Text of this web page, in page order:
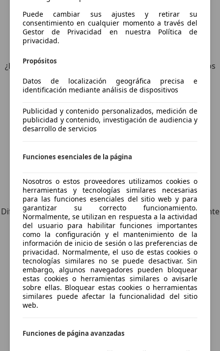
6Ofertas
¿Desea ser informado automáticamente sobre vehículos
nuevos para su búsqueda?
Explora vehículos similares
Diferente de tus criterios de búsqueda, pero posiblemente
una coincidencia perfecta.
¿Desea ser informado
automáticamente sobre vehículos
nuevos para su búsqueda?
Guardar búsqueda
Puede cambiar sus ajustes y retirar su
consentimiento en cualquier momento a través del
Gestor de Privacidad en nuestra Política de
privacidad.
Propósitos
Datos de localización geográfica precisa e
identificación mediante análisis de dispositivos
Publicidad y contenido personalizados, medición de
publicidad y contenido, investigación de audiencia y
desarrollo de servicios
Funciones esenciales de la página
Nosotros o estos proveedores utilizamos cookies o
herramientas y tecnologías similares necesarias
para las funciones esenciales del sitio web y para
garantizar su correcto funcionamiento.
Normalmente, se utilizan en respuesta a la actividad
del usuario para habilitar funciones importantes
como la configuración y el mantenimiento de la
información de inicio de sesión o las preferencias de
privacidad. Normalmente, el uso de estas cookies o
tecnologías similares no se puede desactivar. Sin
embargo, algunos navegadores pueden bloquear
estas cookies o herramientas similares o avisarle
sobre ellas. Bloquear estas cookies o herramientas
similares puede afectar la funcionalidad del sitio
web.
Funciones de página avanzadas